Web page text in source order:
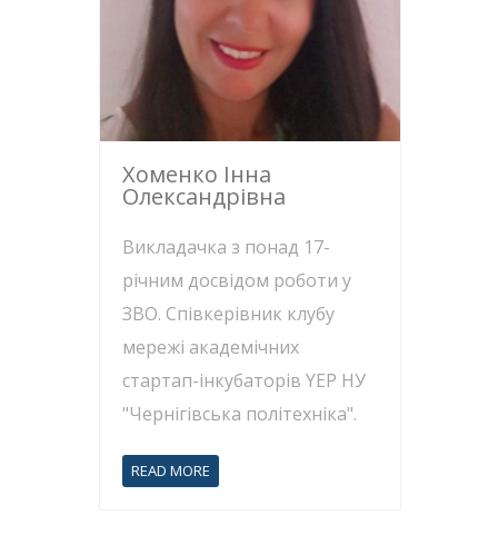
Хоменко Інна
Олександрівна
Викладачка з понад 17-
річним досвідом роботи у
ЗВО. Співкерівник клубу
мережі академічних
стартап-інкубаторів YEP НУ
"Чернігівська політехніка".
READ MORE